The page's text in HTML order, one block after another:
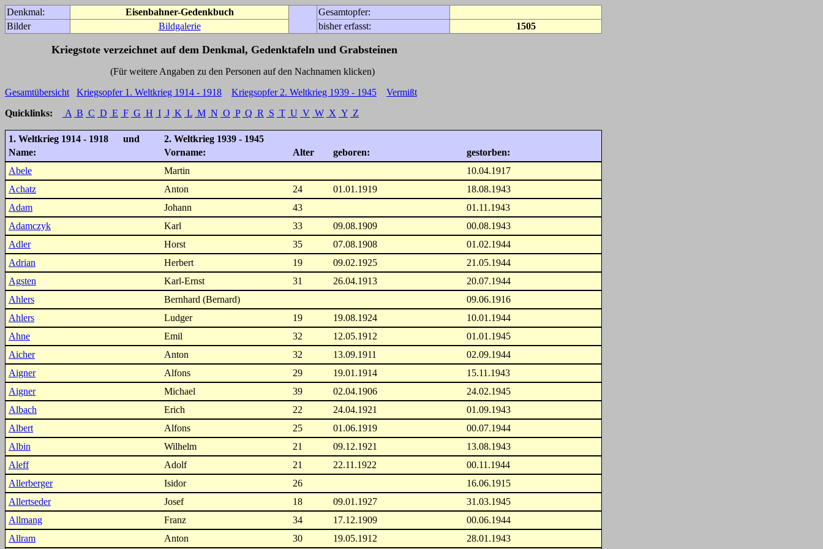
Denkmal: Eisenbahner-Gedenkbuch
Gesamtopfer:
Bilder
Bildgalerie bisher erfasst: 1505
Kriegstote verzeichnet auf dem Denkmal, Gedenktafeln und Grabsteinen
(Für weitere Angaben zu den Personen auf den Nachnamen klicken)
Gesamtübersicht
Kriegsopfer 1. Weltkrieg 1914 - 1918 Kriegsopfer 2. Weltkrieg 1939 - 1945
Vermißt
Quicklinks:
A B C D E F G H I J K L M N O P Q R S T U V W X Y Z
1. Weltkrieg 1914 - 1918 und
2. Weltkrieg 1939 - 1945
Name:
Vorname: Alter geboren:
gestorben:
Abele
Martin
10.04.1917
Achatz
Anton 24 01.01.1919
18.08.1943
Adam
Johann 43
01.11.1943
Adamczyk
Karl 33 09.08.1909
00.08.1943
Adler
Horst 35 07.08.1908
01.02.1944
Adrian
Herbert 19 09.02.1925
21.05.1944
Agsten
Karl-Ernst 31 26.04.1913
20.07.1944
Ahlers
Bernhard (Bernard)
09.06.1916
Ahlers
Ludger 19 19.08.1924
10.01.1944
Ahne
Emil 32 12.05.1912
01.01.1945
Aicher
Anton 32 13.09.1911
02.09.1944
Aigner
Alfons 29 19.01.1914
15.11.1943
Aigner
Michael 39 02.04.1906
24.02.1945
Albach
Erich 22 24.04.1921
01.09.1943
Albert
Alfons 25 01.06.1919
00.07.1944
Albin
Wilhelm 21 09.12.1921
13.08.1943
Aleff
Adolf 21 22.11.1922
00.11.1944
Allerberger
Isidor 26
16.06.1915
Allertseder
Josef 18 09.01.1927
31.03.1945
Allmang
Franz 34 17.12.1909
00.06.1944
Allram
Anton 30 19.05.1912 28.01.1943